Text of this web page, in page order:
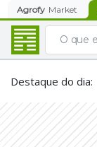
Agrofy Market
Destaque do dia: